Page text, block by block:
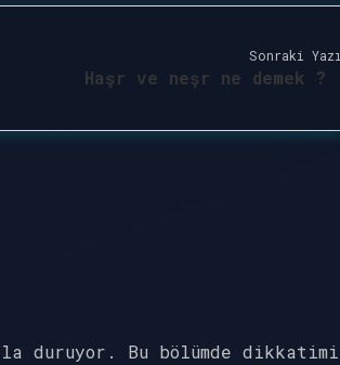
Sonraki
Haşr ve neşr ne demek ?
duruyor. Bu bölümde dikkatimi